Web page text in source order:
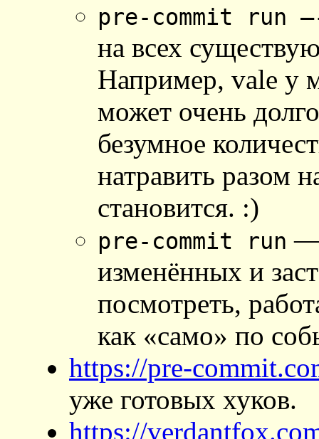
pre-commit
на всех
Например, vale у
может очень
безумное
натравить разом
становится. :)
pre-commit run —
изменённых и
посмотреть,
как «само» по
https://pre-
уже готовых хуков.
https://